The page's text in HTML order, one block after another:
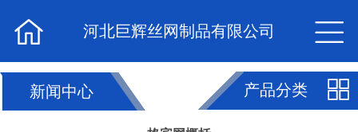

 河北巨辉丝网制品有限公司
新闻中心 产品分类 